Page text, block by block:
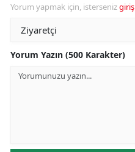
Yorum yapmak için, istersenizgiriş
Yorum Yazın (500 Karakter)